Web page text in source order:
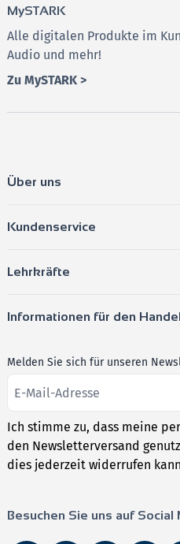
MySTARK
Alle digitalen Produkte im
Audio und mehr!
Zu MySTARK >
Über uns
Kundenservice
Lehrkräfte
Informationen für den Handel
Melden Sie sich für unseren
Ich stimme zu, dass meine
den Newsletterversand
dies jederzeit widerrufen
Besuchen Sie uns auf Social